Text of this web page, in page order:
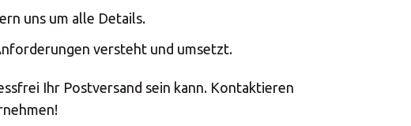
uns um alle Details.
versteht und umsetzt.
Ihr Postversand sein kann. Kontaktieren